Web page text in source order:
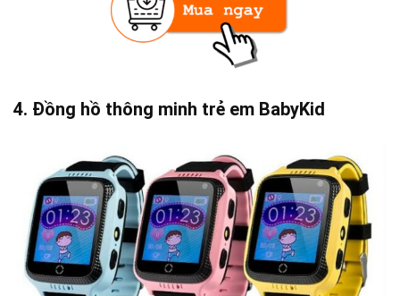
4. Đồng hồ thông minh trẻ em BabyKid